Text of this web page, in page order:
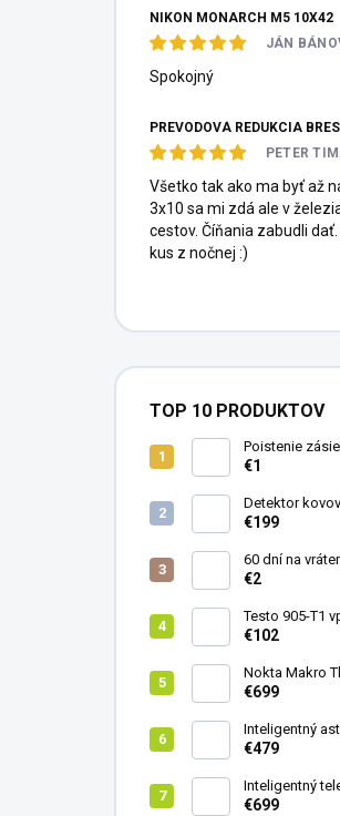
NIKON MONARCH M5 10X42
JÁN
Spokojný
PETER
Všetko tak ako ma byť až
3x10 sa mi zdá ale v
cestov. Číňania zabudli
kus z nočnej :)
TOP 10 PRODUKTOV
Poistenie
€1
Detektor
Pro
€199
60 dní na
€2
Testo 905-T1
teplomer
€102
Nokta Makro
Pack - model
€699
Inteligentný
teleskop
€479
Inteligentný
III + originálny
€699